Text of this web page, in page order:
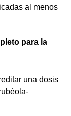
al menos
para la
una dosis